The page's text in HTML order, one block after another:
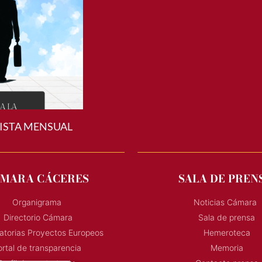
Organigrama
Directorio Cámara
Proyectos Europeos
de transparencia
Noticias Cámara
Sala de prensa
Hemeroteca
Memoria